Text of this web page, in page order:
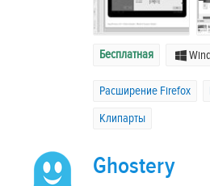
Бесплатная
Расширение Firefox
Клипарты
Ghostery